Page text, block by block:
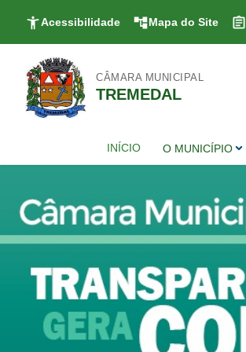
Acessibilidade Mapa do Site
CÂMARA MUNICIPAL
TREMEDAL
INÍCIO O MUNICÍPIO